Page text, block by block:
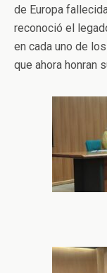
de Europa
reconoció el
en cada uno de
que ahora honran